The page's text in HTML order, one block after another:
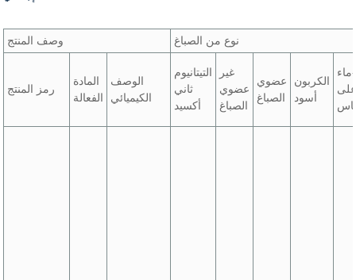
وصف المنتج نوع من الصباغ
رمز المنتج
المادة
الفعالة
الوصف
الكيميائي
التيتانيوم
ثاني
أكسيد
غير
عضوي
الصباغ
عضوي
الصباغ
الكربون
أسود
ماء-